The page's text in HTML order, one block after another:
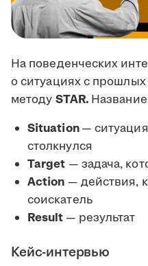
На поведенческих
о ситуациях с
методу STAR.
Situation—
столкнулся
Target — задача,
Action — действия,
соискатель
Result — результат
Кейс-интервью